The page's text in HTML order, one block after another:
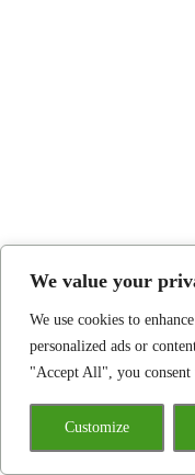
We value your
We use cookies to
personalized ads or
"Accept All", you consent
Customize